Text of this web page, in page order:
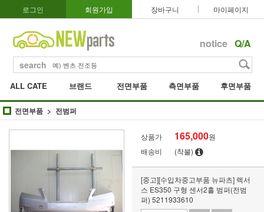
로그인 회원가입 장바구니 마이페이지
notice Q/A
search
ALL CATE 브랜드 전면부품 측면부품 후면부품
전면부품 전범퍼
상품가 165,000원
배송비
(착불)
[중고][수입차중고부품 뉴파츠] 렉서
스 ES350 구형 센서2홀 범퍼(전범
퍼) 5211933610